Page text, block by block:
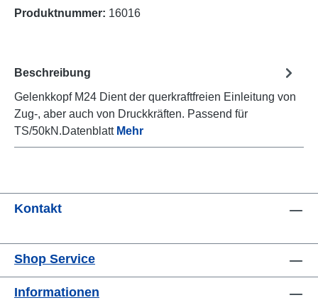
Produktnummer: 16016
Beschreibung
Gelenkkopf M24 Dient der querkraftfreien Einleitung von
Zug-, aber auch von Druckkräften. Passend für
TS/50kN.Datenblatt Mehr
Kontakt
Shop Service
Informationen